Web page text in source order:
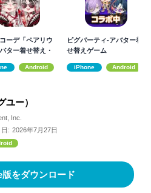
ーデ「ペアリウ
ター着せ替え・
Android
ピグパーティ-アバター着
せ替えゲーム
iPhone Android
ユー）
Inc.
: 2026年7月27日
をダウンロード